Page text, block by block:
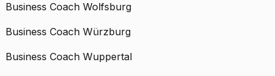
Business Coach Wolfsburg
Business Coach Würzburg
Business Coach Wuppertal